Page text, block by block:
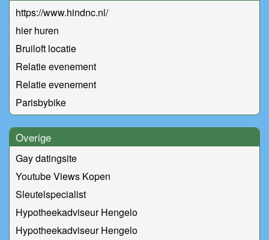
https://www.hindnc.nl/
hier huren
Bruiloft locatie
Relatie evenement
Relatie evenement
Parisbybike
Overige
Gay datingsite
Youtube Views Kopen
Sleutelspecialist
Hypotheekadviseur Hengelo
Hypotheekadviseur Hengelo